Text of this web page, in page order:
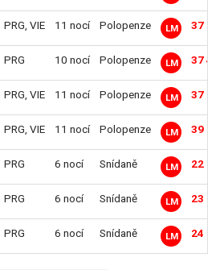
PRG VIE 11 nocí Polopenze LM 37
PRG 10 nocí Polopenze LM 37
PRG VIE 11 nocí Polopenze LM 37
PRG VIE 11 nocí Polopenze LM 39
PRG 6 nocí Snídaně LM 22
PRG 6 nocí Snídaně LM 23
PRG 6 nocí Snídaně LM 24